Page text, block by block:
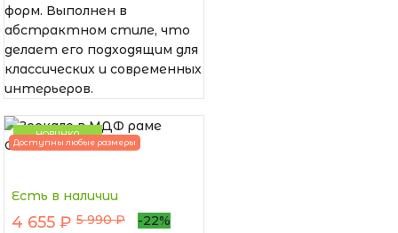
форм. Выполнен в
абстрактном стиле, что
делает его подходящим для
классических и современных
интерьеров.
НОВИНКА
Доступны любые размеры
Есть в наличии
4 655 ₽ 5 990 ₽
-22%